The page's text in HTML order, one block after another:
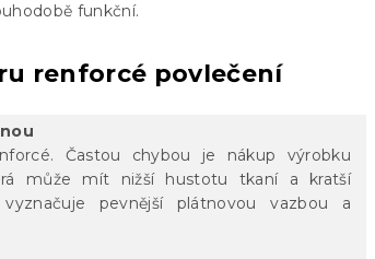
funkční.
renforcé povlečení
Častou chybou je nákup výrobku
může mít nižší hustotu tkaní a kratší
pevnější plátnovou vazbou a